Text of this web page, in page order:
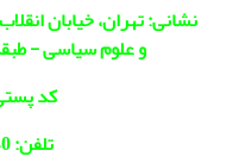
نشانی: تهران، خیابان
و علوم سیاسی - طبقه 4 - دفتر مجله -
کد پستی:
تلفن: 61112530-021